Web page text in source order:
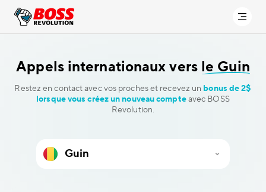
Appels internationaux vers le Guin
Restez en contact avec vos proches et recevez un bonus de 2$
lorsque vous créez un nouveau compteavec BOSS
Revolution.